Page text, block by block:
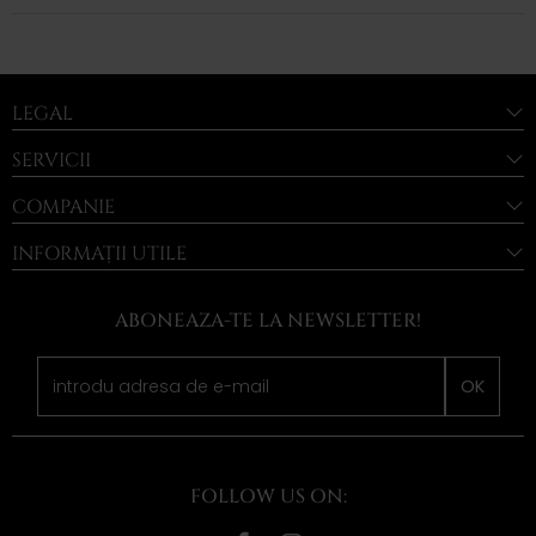
LEGAL
SERVICII
COMPANIE
INFORMAȚII UTILE
ABONEAZA-TE LA NEWSLETTER!
OK
FOLLOW US ON: